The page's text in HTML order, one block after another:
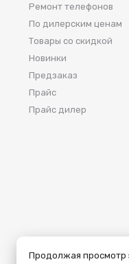
Ремонт телефонов
По дилерским ценам
Товары со скидкой
Новинки
Предзаказ
Прайс
Прайс дилер
Продолжая просмотр